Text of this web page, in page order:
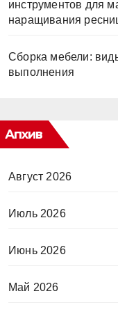
инструментов для
наращивания
Сборка мебели:
выполнения
Апхив
Август 2026
Июль 2026
Июнь 2026
Май 2026